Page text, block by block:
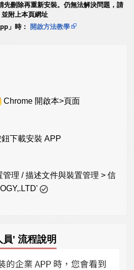
先刪除再重新安裝。仍無法解決問題，請
並附上本頁網址
」時：
開啟方法教學
Chrome 開啟本>頁面
鈕下載安裝 APP
管理 / 描述文件與裝置管理 > 信
' 流程說明